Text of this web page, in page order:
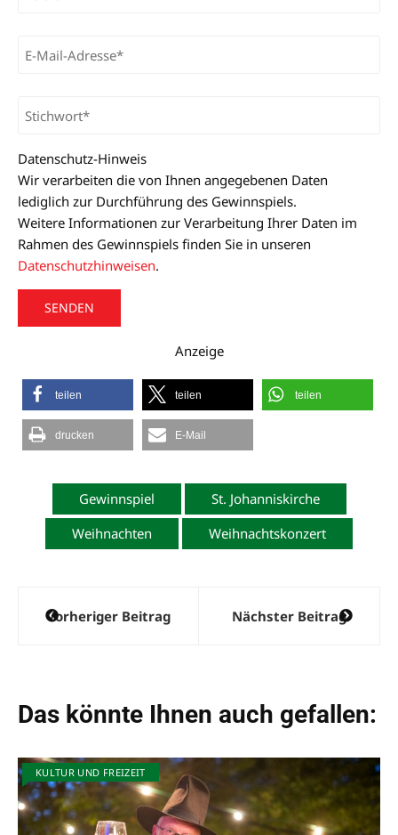
Datenschutz-Hinweis
Wir verarbeiten die von Ihnen angegebenen Daten
lediglich zur Durchführung des Gewinnspiels.
Weitere Informationen zur Verarbeitung Ihrer Daten im
Rahmen des Gewinnspiels finden Sie in unseren
Datenschutzhinweisen.
e
Anzeige
teilen teilen teilen
drucken E-Mail
Gewinnspiel
St. Johanniskirche
Weihnachten
Weihnachtskonzert
Beitragsnavigation
Vorheriger Beitrag Nächster Beitrag
Das könnte Ihnen auch gefallen:
KULTUR UND FREIZEIT